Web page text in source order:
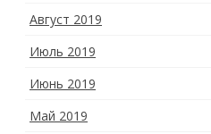
Август 2019
Июль 2019
Июнь 2019
Май 2019